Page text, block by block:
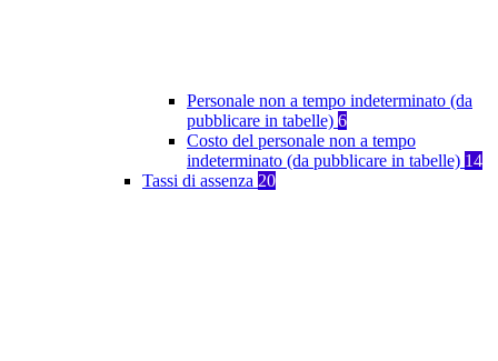
Personale non a tempo indeterminato (da
pubblicare in tabelle) 6
Costo del personale non a tempo
indeterminato (da pubblicare in tabelle) 14
Tassi di assenza 20